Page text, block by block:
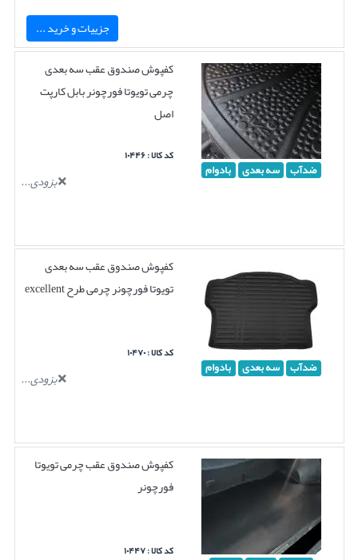
جزییات و خرید ...
ضدآب سه بعدی بادوام
کفپوش صندوق عقب سه بعدی
چرمی تویوتا فورچونر بابل کارپت
اصل
کد کالا : ۱۰۴۴۶
بزودی...
ضدآب سه بعدی بادوام
کفپوش صندوق عقب سه بعدی
تویوتا فورچونر چرمی طرح excellent
کد کالا : ۱۰۴۷۰
بزودی...
کفپوش صندوق عقب چرمی تویوتا
فورچونر
کد کالا : ۱۰۴۴۷